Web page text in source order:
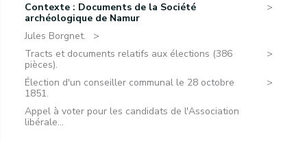
Contexte : Documents de la Société
archéologique de Namur
Jules Borgnet.
Tracts et documents relatifs aux élections (386
pièces).
Élection d'un conseiller communal le 28 octobre
1851.
Appel à voter pour les candidats de l'Association
libérale...